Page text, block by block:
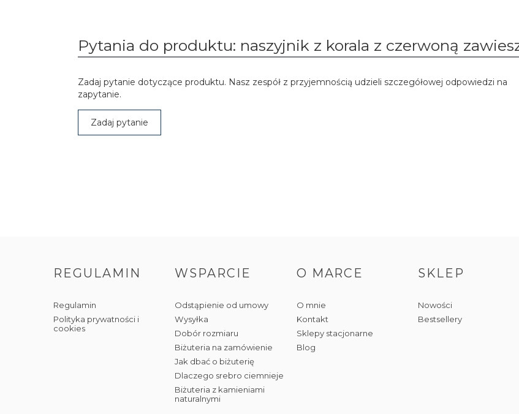
Pytania do produktu: naszyjnik z korala z czerwoną
Zadaj pytanie dotyczące produktu. Nasz zespół z przyjemnością udzieli szczegółowej odpowiedzi na
zapytanie.
Zadaj pytanie
REGULAMIN
Regulamin
Polityka prywatności i
cookies
WSPARCIE
Odstąpienie od umowy
Wysyłka
Dobór rozmiaru
Biżuteria na zamówienie
Jak dbać o biżuterię
Dlaczego srebro ciemnieje
Biżuteria z kamieniami
naturalnymi
O MARCE
O mnie
Kontakt
Sklepy stacjonarne
Blog
SKLEP
Nowości
Bestsellery